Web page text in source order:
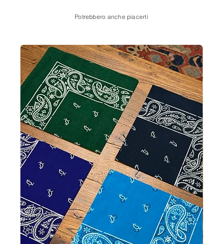
Potrebbero anche piacerti